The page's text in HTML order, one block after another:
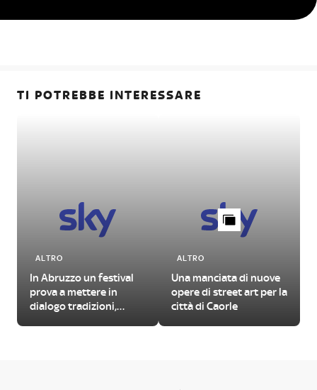
TI POTREBBE INTERESSARE
ALTRO
In Abruzzo un festival
prova a mettere in
dialogo tradizioni,
ALTRO
Una manciata di nuove
opere di street art per la
città di Caorle